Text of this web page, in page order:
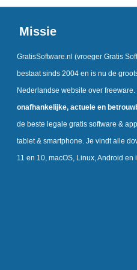
Missie
GratisSoftware.nl (vroeger Gratis
bestaat sinds 2004 en is nu de
Nederlandse website over freeware.
onafhankelijke, actuele en
de beste legale gratis software &
tablet & smartphone. Je vindt alle
11 en 10, macOS, Linux, Android en